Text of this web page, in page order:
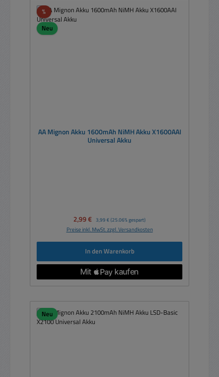
%Rabatt
Neu
AA Mignon Akku 1600mAh NiMH Akku X1600AAI
Universal Akku
Verkaufspreis:
2,99 € Regulärer Preis:
3,99 € (25.06% gespart)
Preise inkl. MwSt. zzgl. Versandkosten
In den Warenkorb
Neu